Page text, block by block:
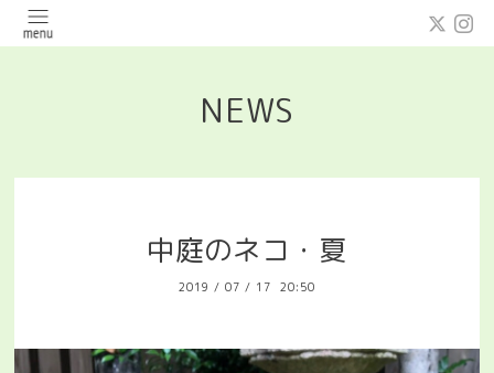
NEWS
中庭のネコ・夏
2019 / 07 / 17 20:50